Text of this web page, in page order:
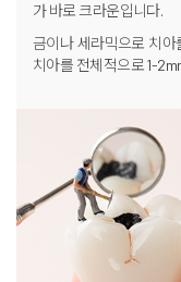
가 바로 크라운입니다.
금이나 세라믹으로 치
치아를 전체적으로 1-